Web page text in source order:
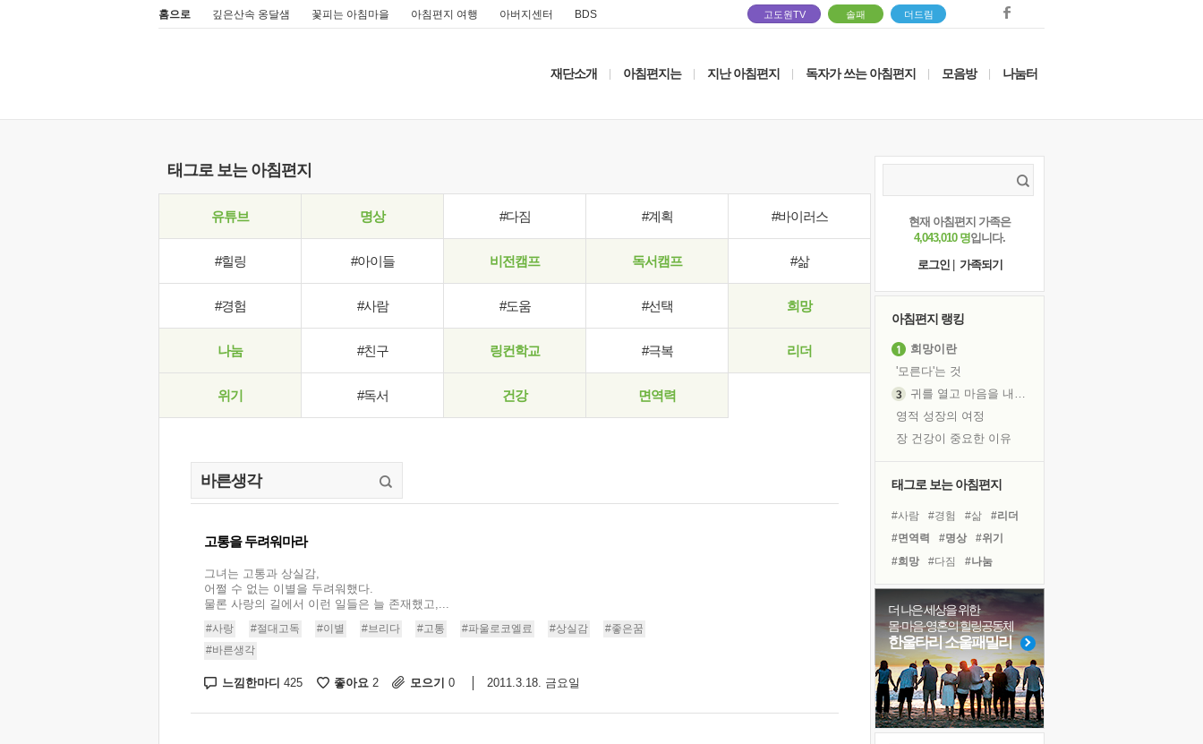
홈으로 깊은산속 옹달샘 꽃피는 아침마을 아침편지 여행 아버지센터 BDS 고도원TV 솔패 더드림
재단소개 아침편지는 지난 아침편지 독자가 쓰는 아침편지 모음방 나눔터
태그로 보는 아침편지
유튜브 명상 #다짐 #계획 #바이러스
#힐링 #아이들 비전캠프 독서캠프 #삶
#경험 #사람 #도움 #선택 희망
나눔 #친구 링컨학교 #극복 리더
위기 #독서 건강 면역력
고통을 두려워마라
그녀는 고통과 상실감,
어쩔 수 없는 이별을 두려워했다.
물론 사랑의 길에서 이런 일들은 늘 존재했고,...
#사랑 #절대고독 #이별 #브리다 #고통 #파울로코엘료 #상실감
#좋은꿈
#바른생각
느낌한마디 425 좋아요 2 모으기 0 2011.3.18. 금요일
현재 아침편지 가족은
4,043,010 명입니다.
로그인
가족되기
아침편지 랭킹
희망이란
'모른다'는 것
귀를 열고 마음을 내어주고
영적 성장의 여정
장 건강이 중요한 이유
흙이 된 몸으로 출근하는 여자
꿈이 실제가 되는 것
'말 타는 법'을 먼저
졸업식 사진을 보며
극심한 변비, 어깨결림, 수면 장애
아픈 아버지를 위한 공간 설계
보고 싶은 어머니
유년 시절의 부산 영도 바다
태그로 보는 아침편지
#사람 #경험 #삶
#리더
#면역력
#명상
#위기
#희망
#다짐
#나눔
#계획
#아이들
#유튜브
#독서
#도움
#힐링
#건강
#선택
#비전캠프
#독서캠프
#극복 #친구
더 나은 세상을 위한
몸·마음·영혼의 힐링공동체
한울타리 소울패밀리